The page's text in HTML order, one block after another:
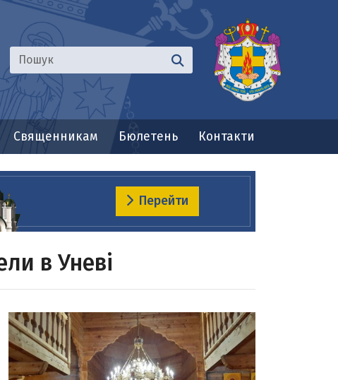
Священникам Бюлетень Контакти
Перейти
в Уневі